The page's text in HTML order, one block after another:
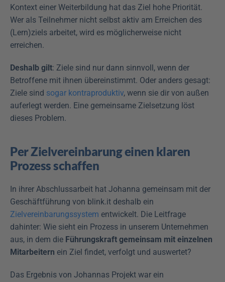
Kontext einer Weiterbildung hat das Ziel hohe Priorität.
Wer als Teilnehmer nicht selbst aktiv am Erreichen des
(Lern)ziels arbeitet, wird es möglicherweise nicht
erreichen.
Deshalb gilt: Ziele sind nur dann sinnvoll, wenn der
Betroffene mit ihnen übereinstimmt. Oder anders gesagt:
Ziele sind sogar kontraproduktiv, wenn sie dir von außen
auferlegt werden. Eine gemeinsame Zielsetzung löst
dieses Problem.
Per Zielvereinbarung einen klaren
Prozess schaffen
In ihrer Abschlussarbeit hat Johanna gemeinsam mit der
Zielvereinbarungssystem entwickelt. Die Leitfrage
dahinter: Wie sieht ein Prozess in unserem Unternehmen
aus, in dem die Führungskraft gemeinsam mit einzelnen
Mitarbeitern ein Ziel findet, verfolgt und auswertet?
Das Ergebnis von Johannas Projekt war ein